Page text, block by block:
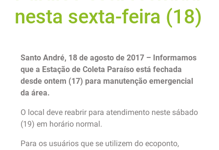
nesta sexta-feira (18)
Santo André, 18 de agosto de 2017 – Informamos
que a Estação de Coleta Paraíso está fechada
desde ontem (17) para manutenção emergencial
da área.
O local deve reabrir para atendimento neste sábado
(19) em horário normal.
Para os usuários que se utilizem do ecoponto,